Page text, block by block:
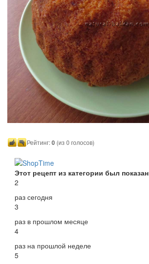
Рейтинг:0 (из 0 голосов)
Этот рецепт из категории был показан
2
раз сегодня
3
раз в прошлом месяце
4
раз на прошлой неделе
5